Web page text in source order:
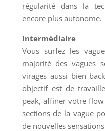
régularité dans la
encore plus autonome.
Intermédiaire
Vous surfez les
majorité des vagues
virages aussi bien
objectif est de
peak, affiner votre
sections de la vague
de nouvelles sensations.